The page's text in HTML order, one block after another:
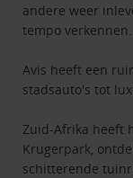
andere weer
tempo verkennen.
Avis heeft een
stadsauto's tot
Zuid-Afrika heeft
Krugerpark,
schitterende